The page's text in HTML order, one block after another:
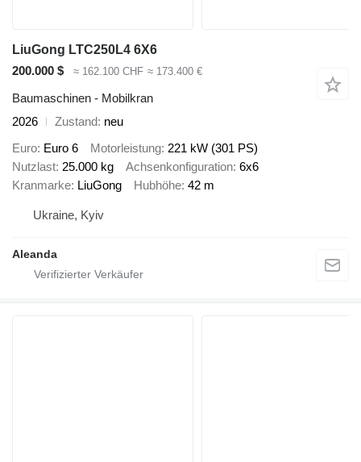
LiuGong LTC250L4 6X6
200.000 $
≈ 162.100 CHF ≈ 173.400 €
Baumaschinen - Mobilkran
2026
Zustand neu
Euro Euro 6 Motorleistung 221 kW (301 PS)
Nutzlast 25.000 kg Achsenkonfiguration 6x6
Kranmarke LiuGong Hubhöhe 42 m
Ukraine, Kyiv
Aleanda